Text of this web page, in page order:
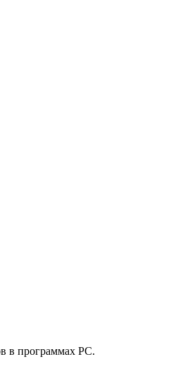
в программах PC.